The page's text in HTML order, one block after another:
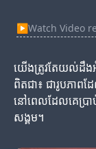
▶Watch Video
យើងត្រូវតែយល់ដឹង
ពិតជា៖ ជារូបភាពដ
នៅពេលដែលគេប្រា
សង្គម។